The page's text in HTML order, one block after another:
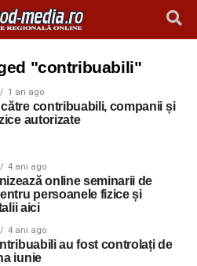
"contribuabili"
1 an ago
contribuabili, companii și
autorizate
4 ani ago
online seminarii de
persoanele fizice și
aici
4 ani ago
au fost controlați de
iunie